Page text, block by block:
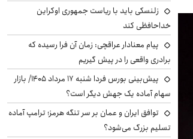
زلنسکی باید با ریاست جمهوری اوکراین
خداحافظی کند
پیام معنادار عراقچی: زمان آن فرا رسیده که
برادری واقعی را در پیش گیریم
پیش‌بینی بورس فردا شنبه ۱۷ مرداد ۱۴۰۵/ بازار
سهام آماده یک جهش دیگر است؟
توافق ایران و عمان بر سر تنگه هرمز؛ ترامپ آماده
تسلیم بزرگ می‌شود؟